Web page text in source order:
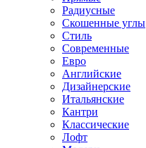
Радиусные
Скошенные углы
Стиль
Современные
Евро
Английские
Дизайнерские
Итальянские
Кантри
Классические
Лофт